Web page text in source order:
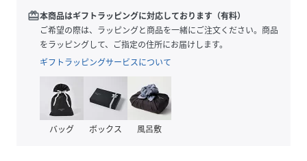
■styling
カジュアルなスタイリングにはもちろん、きれいめなワンピ
ースに合わせて
夏のお出掛けにもぴったりな一品。
浴衣コーデにもおすすめのメッシュバッグです。
性別タイプ レディース
redeem本商品はギフトラッピングに対応しております（有料）
ご希望の際は、ラッピングと商品を一緒にご注文ください。商品
をラッピングして、ご指定の住所にお届けします。
ギフトラッピングサービスについて
バッグ ボックス 風呂敷